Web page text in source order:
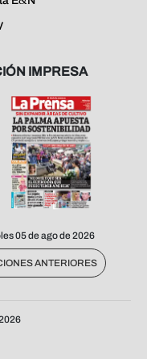
IMPRESA
05 de ago de 2026
ANTERIORES